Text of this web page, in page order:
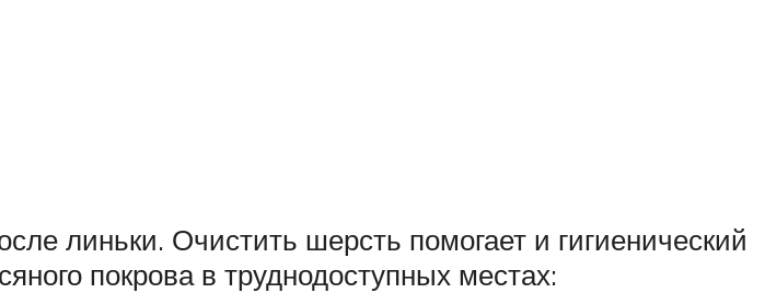
линьки. Очистить шерсть помогает и гигиенический
покрова в труднодоступных местах: